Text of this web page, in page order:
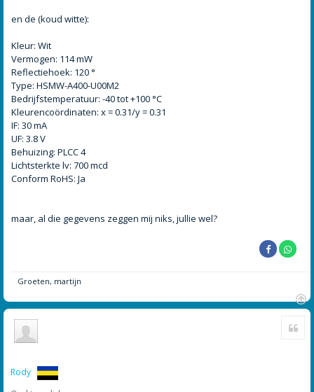
en de (koud witte):
Kleur: Wit
Vermogen: 114 mW
Reflectiehoek: 120 °
Type: HSMW-A400-U00M2
Bedrijfstemperatuur: -40 tot +100 °C
Kleurencoördinaten: x = 0.31/y = 0.31
IF: 30 mA
UF: 3.8 V
Behuizing: PLCC 4
Lichtsterkte lv: 700 mcd
Conform RoHS: Ja
maar, al die gegevens zeggen mij niks, jullie wel?
Groeten, martijn
O
Rody